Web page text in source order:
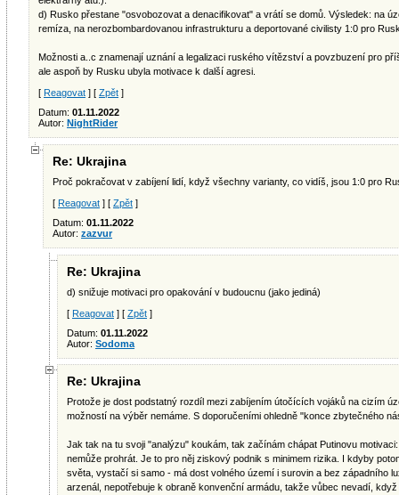
d) Rusko přestane "osvobozovat a denacifikovat" a vrátí se domů. Výsledek: na
remíza, na nerozbombardovanou infrastrukturu a deportované civilisty 1:0 pro
Možnosti a..c znamenají uznání a legalizaci ruského vítězství a povzbuzení pro
ale aspoň by Rusku ubyla motivace k další agresi.
[ Reagovat ] [ Zpět ]
Datum: 01.11.2022
Autor: NightRider
Re: Ukrajina
Proč pokračovat v zabíjení lidí, když všechny varianty, co vidíš, jsou 1:0 pro
[ Reagovat ] [ Zpět ]
Datum: 01.11.2022
Autor: zazvur
Re: Ukrajina
d) snižuje motivaci pro opakování v budoucnu (jako jediná)
[ Reagovat ] [ Zpět ]
Datum: 01.11.2022
Autor: Sodoma
Re: Ukrajina
Protože je dost podstatný rozdíl mezi zabíjením útočících vojáků na cizím
možností na výběr nemáme. S doporučeními ohledně "konce zbytečného
Jak tak na tu svoji "analýzu" koukám, tak začínám chápat Putinovu
nemůže prohrát. Je to pro něj ziskový podnik s minimem rizika. I kdyby
světa, vystačí si samo - má dost volného území i surovin a bez západního
arzenál, nepotřebuje k obraně konvenční armádu, takže vůbec nevadí,